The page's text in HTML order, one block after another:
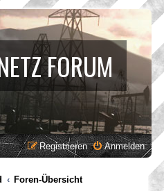
FORUM
Anmelden
Registrieren
Foren-Übersicht